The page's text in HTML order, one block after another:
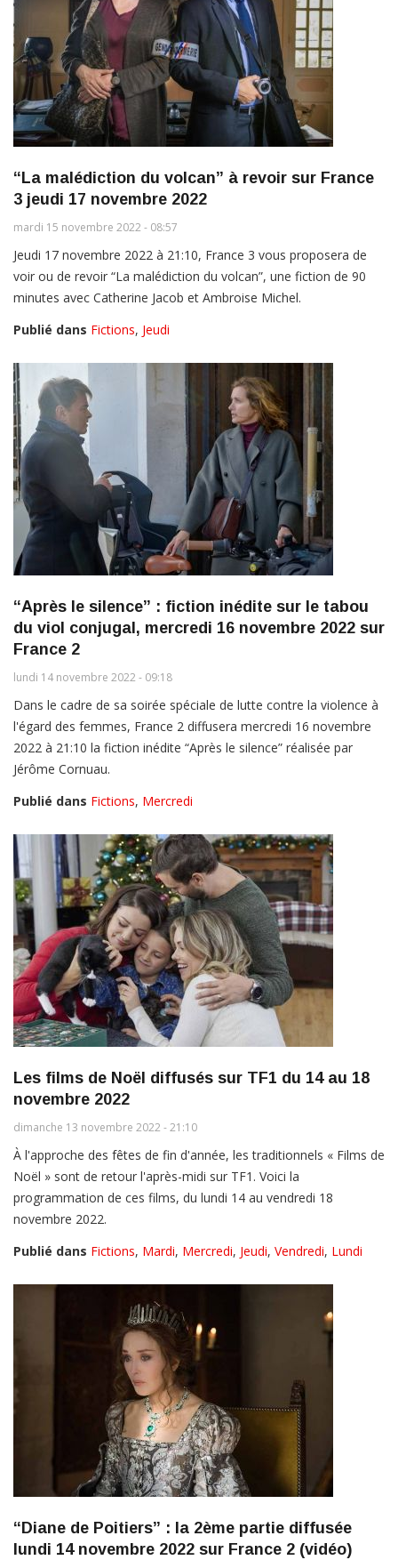
“La malédiction du volcan” à revoir sur France
3 jeudi 17 novembre 2022
mardi 15 novembre 2022 - 08:57
Jeudi 17 novembre 2022 à 21:10, France 3 vous proposera de
voir ou de revoir “La malédiction du volcan”, une fiction de 90
minutes avec Catherine Jacob et Ambroise Michel.
Publié dans Fictions, Jeudi
“Après le silence” : fiction inédite sur le tabou
du viol conjugal, mercredi 16 novembre 2022 sur
France 2
lundi 14 novembre 2022 - 09:18
Dans le cadre de sa soirée spéciale de lutte contre la violence à
l'égard des femmes, France 2 diffusera mercredi 16 novembre
2022 à 21:10 la fiction inédite “Après le silence” réalisée par
Jérôme Cornuau.
Publié dans Fictions, Mercredi
Les films de Noël diffusés sur TF1 du 14 au 18
novembre 2022
dimanche 13 novembre 2022 - 21:10
À l'approche des fêtes de fin d'année, les traditionnels « Films de
Noël » sont de retour l'après-midi sur TF1. Voici la
programmation de ces films, du lundi 14 au vendredi 18
novembre 2022.
Publié dans Fictions, Mardi, Mercredi, Jeudi, Vendredi, Lundi
“Diane de Poitiers” : la 2ème partie diffusée
lundi 14 novembre 2022 sur France 2 (vidéo)